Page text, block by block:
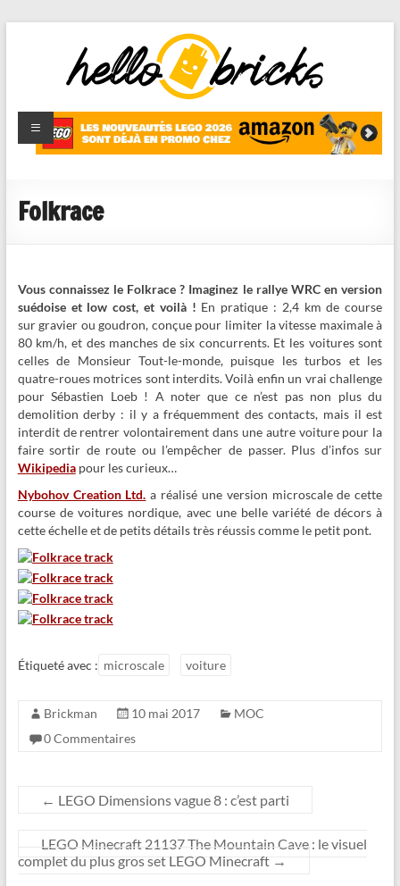
HelloBricks
Blog LEGO,
nouveaut�s
reviews
Folkrace
Vous connaissez le Folkrace ? Imaginez le rallye WRC en version
suédoise et low cost, et voilà ! En pratique : 2,4 km de course
sur gravier ou goudron, conçue pour limiter la vitesse maximale à
80 km/h, et des manches de six concurrents. Et les voitures sont
celles de Monsieur Tout-le-monde, puisque les turbos et les
quatre-roues motrices sont interdits. Voilà enfin un vrai challenge
pour Sébastien Loeb ! A noter que ce n’est pas non plus du
demolition derby : il y a fréquemment des contacts, mais il est
interdit de rentrer volontairement dans une autre voiture pour la
faire sortir de route ou l’empêcher de passer. Plus d’infos sur
Wikipediapour les curieux…
Nybohov Creation Ltd. a réalisé une version microscale de cette
course de voitures nordique, avec une belle variété de décors à
cette échelle et de petits détails très réussis comme le petit pont.
Étiqueté avec : microscale voiture
Brickman 10 mai 2017
MOC
0 Commentaires
← LEGO Dimensions vague 8 : c’est parti
LEGO Minecraft 21137 The Mountain Cave : le visuel
complet du plus gros set LEGO Minecraft →